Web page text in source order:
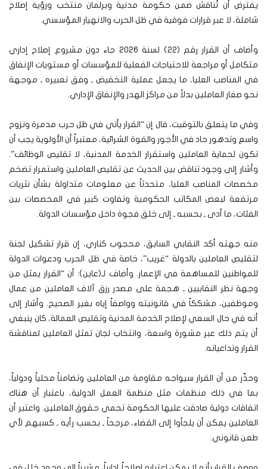
يفترض أن تُناقش ضمن حكومة مدنية وبرلمان منتخب ورؤية إصلاح
شاملة، لا عبر قرارات فوقية في ظل الحرب والانهيار المؤسسي.
وأضاف أن القرار رقم (22) لسنة 2026 جاء دون مشروع إصلاح إداري
متكامل أو مراجعة للاحتياجات الفعلية للمؤسسات أو مستويات الإنفاق
في المناصب العليا، ما يجعل عملية التخفيض ـ وفق تعبيره ـ موجهة
نحو صغار العاملين بدلاً من مراكز الهدر والإنفاق الإداري.
وفي ما يتعلق بالتوقيت، قال إن “القرار يأتي في ظل حرب مدمرة ونزوح
واسع وتدهور حاد في الأجور والقوة الشرائية، معتبراً أن الأولوية يجب أن
تكون لحماية العاملين واستقرار الخدمة المدنية، لا تقليص الوظائف”.
وأشار إلى وجود تناقض بين الحديث عن تقليص العاملين واستمرار تضخم
مخصصات المناصب العليا، متحدثاً عن معلومات متداولة بشأن نثريات
مرتفعة لبعض المكاتب الحكومية وتفاوت كبير في المخصصات بين
الفئات، ما أدى ـ بحسبه ـ إلى خلق فجوة داخل مؤسسات الدولة.
منه جهته أكد النقابي السابق، محجوب كناري، إن قرار تشكيل لجنة
لتقليص العاملين بالدولة “غريب”، خاصة في ظل الحرب ودعوات الدولة
للمواطنين للمساهمة في الإعمار. وأضاف لـ(عاين): أن “القرار يمثل من
وجهة نظر النقابيين ـ هجمة على مصدر رزق آلاف العاملين من عمال
وموظفين، مشككاً في قانونيته وواصفاً إياه بغير الصحيح. وأشار إلى
أنه في حال السعي لإصلاح الخدمة المدنية وتقليص العمالة، كان ينبغي
أن يتم ذلك عبر مشورة واسعة، وانتخاب لجان تمثل العاملين لمناقشة
القرار وتداعياته.
وحذّر من أن القرار سيواجه مقاومة من العاملين وتضامناً محلياً ودولياً،
بما في ذلك منظمات مثل منظمة العمل الدولية، باعتبار أن هناك
اتفاقات دولية صادقت عليها الحكومة تحمي حقوق العاملين. واعتبر أن
العاملين يمكن أن يلجأوا إلى القضاء، مرجحاً ـ بحسب رأيه ـ كسبهم لأي
طعن قانوني.